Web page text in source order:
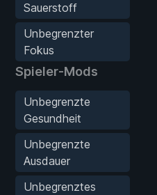
Sauerstoff
Unbegrenzter
Fokus
Spieler-Mods
Unbegrenzte
Gesundheit
Unbegrenzte
Ausdauer
Unbegrenztes